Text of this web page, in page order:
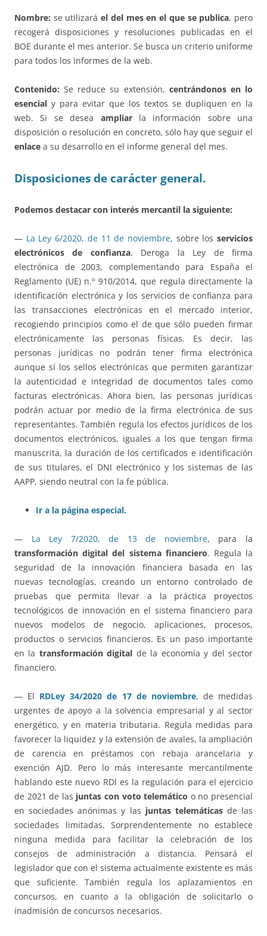
Nombre: se utilizaráel del mes en el que se publica, pero
recogerá disposiciones y resoluciones publicadas en el
BOE durante el mes anterior. Se busca un criterio uniforme
para todos los informes de la web.
Contenido: Se reduce su extensión, centrándonos en lo
esencial y para evitar que los textos se dupliquen en la
web. Si se desea ampliarla información sobre una
disposición o resolución en concreto, sólo hay que seguir el
enlace a su desarrollo en el informe general del mes.
Disposiciones de carácter general.
Podemos destacar con interés mercantil la siguiente:
— La Ley 6/2020, de 11 de noviembre, sobre losservicios
electrónicos de confianza. Deroga la Ley de firma
electrónica de 2003, complementando para España el
Reglamento (UE) n.º 910/2014, que regula directamente la
identificación electrónica y los servicios de confianza para
las transacciones electrónicas en el mercado interior,
recogiendo principios como el de que sólo pueden firmar
electrónicamente las personas físicas. Es decir, las
personas jurídicas no podrán tener firma electrónica
aunque sí los sellos electrónicas que permiten garantizar
la autenticidad e integridad de documentos tales como
facturas electrónicas. Ahora bien, las personas jurídicas
podrán actuar por medio de la firma electrónica de sus
representantes. También regula los efectos jurídicos de los
documentos electrónicos, iguales a los que tengan firma
manuscrita, la duración de los certificados e identificación
de sus titulares, el DNI electrónico y los sistemas de las
AAPP, siendo neutral con la fe pública.
Ir a la página especial.
— La Ley 7/2020, de 13 de noviembre, para la
transformación digital del sistema financiero. Regula la
seguridad de la innovación financiera basada en las
nuevas tecnologías, creando un entorno controlado de
pruebas que permita llevar a la práctica proyectos
tecnológicos de innovación en el sistema financiero para
nuevos modelos de negocio, aplicaciones, procesos,
productos o servicios financieros. Es un paso importante
en la transformación digital de la economía y del sector
financiero.
— El RDLey 34/2020 de 17 de noviembre, de medidas
urgentes de apoyo a la solvencia empresarial y al sector
energético, y en materia tributaria. Regula medidas para
favorecer la liquidez y la extensión de avales, la ampliación
de carencia en préstamos con rebaja arancelaria y
exención AJD. Pero lo más interesante mercantilmente
hablando este nuevo RDl es la regulación para el ejercicio
de 2021 de las juntas con voto telemático o no presencial
en sociedades anónimas y las juntas telemáticasde las
sociedades limitadas. Sorprendentemente no establece
ninguna medida para facilitar la celebración de los
consejos de administración a distancia. Pensará el
legislador que con el sistema actualmente existente es más
que suficiente. También regula los aplazamientos en
concursos, en cuanto a la obligación de solicitarlo o
inadmisión de concursos necesarios.